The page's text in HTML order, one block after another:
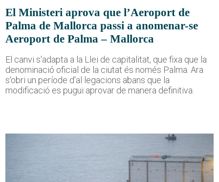
El Ministeri aprova que l’Aeroport de
Palma de Mallorca passi a anomenar-se
Aeroport de Palma – Mallorca
El canvi s'adapta a la Llei de capitalitat, que fixa que la
denominació oficial de la ciutat és només Palma. Ara
s'obri un període d'al·legacions abans que la
modificació es pugui aprovar de manera definitiva.